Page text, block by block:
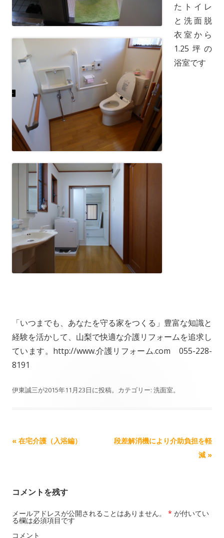
たトイレ
と洗面脱
衣室から
1.25坪の
浴室です
「いつまでも、あなたを守る家をつくる」豊富な知識と
経験を活かして、山梨で快適な介護リフォームを追求し
ています。http://www.介護リフォーム.com 055-228-
8191
伊東誠三が2015年11月23日に投稿。カテゴリー: 洗面室。
記事ナビゲーション
« 在宅介護（入浴編）
段差解消機により介助負担を軽
減 »
コメントを残す
メールアドレスが公開されることはありません。 * が付いてい
る欄は必須項目です
コメント